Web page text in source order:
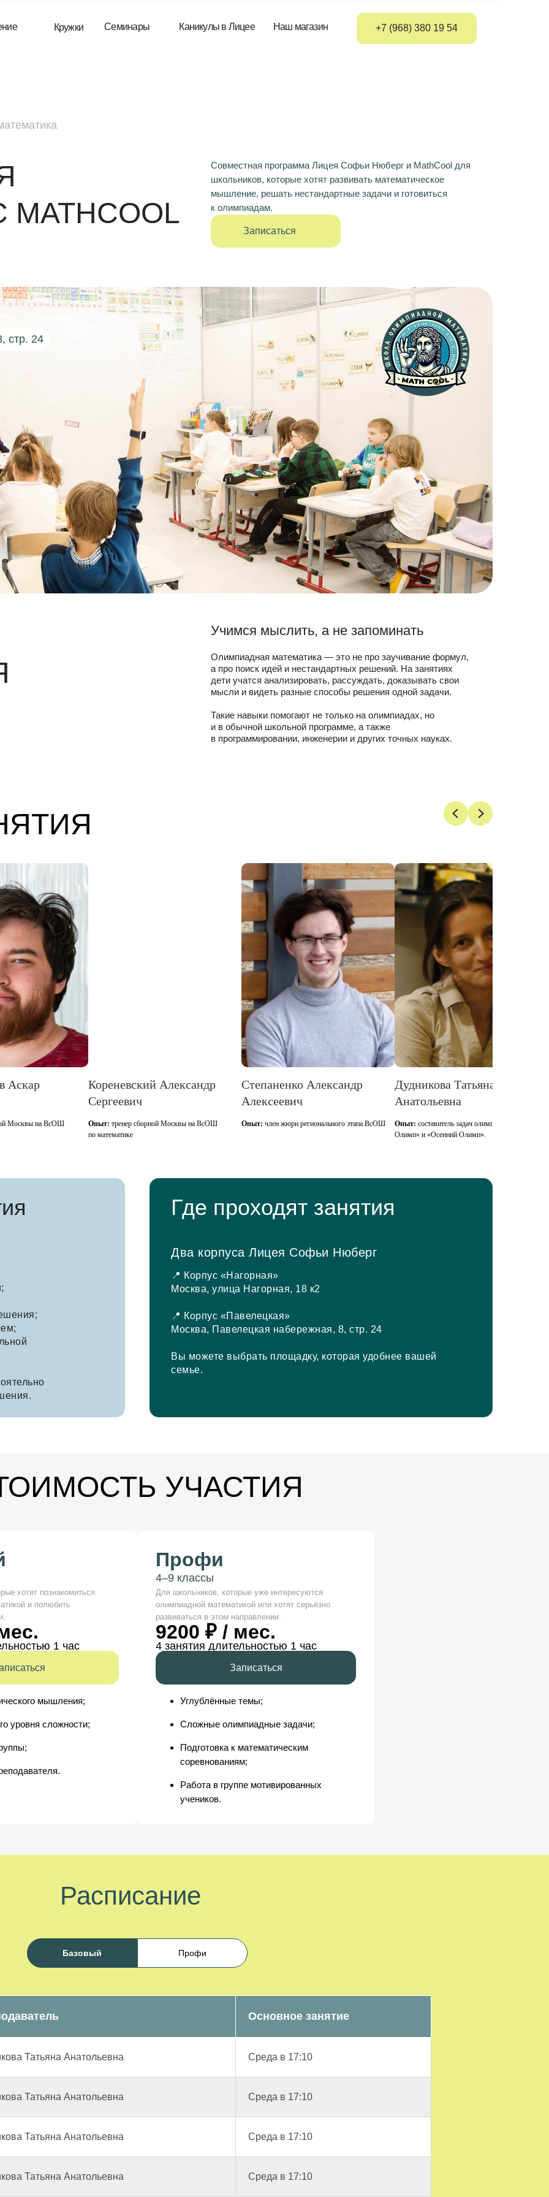
+7 (968) 380 19 54
Семинары Наш магазин
Каникулы в Лицее
стр. 24
Совместная программа Лицея Софьи Нюберг и MathCool для
школьников, которые хотят развивать математическое
мышление, решать нестандартные задачи и готовиться
к олимпиадам.
Записаться
Учимся мыслить, а не запоминать
Олимпиадная математика — это не про заучивание формул,
а про поиск идей и нестандартных решений. На занятиях
дети учатся анализировать, рассуждать, доказывать свои
мысли и видеть разные способы решения одной задачи.
Такие навыки помогают не только на олимпиадах, но
и в обычной школьной программе, а также
в программировании, инженерии и других точных науках.
Кореневский Александр
Опыт: тренер сборной Москвы на ВсОШ
Степаненко Александр
Опыт: член жюри регионального этапа ВсОШ
Дудникова Татьяна
Опыт:составитель задач олимпиад «Весенний
Олимп» и «Осенний Олимп».
Карпенко
Неоднократный призёр
учителей
Где проходят занятия
Два корпуса Лицея Софьи Нюберг
📍 Корпус «Нагорная»
Москва, улица Нагорная, 18 к2
📍 Корпус «Павелецкая»
Москва, Павелецкая набережная, 8, стр. 24
Вы можете выбрать площадку, которая удобнее вашей
семье.
УЧАСТИЯ
хотят познакомиться
и полюбить
1 час
мышления;
уровня сложности;
Профи
4–9 классы
Для школьников, которые уже интересуются
олимпиадной математикой или хотят серьёзно
развиваться в этом направлении.
9200 ₽ / мес.
4 занятия длительностью 1 час
Записаться
Углублённые темы;
Сложные олимпиадные задачи;
Подготовка к математическим
соревнованиям;
Работа в группе мотивированных
учеников.
Расписание
Базовый Профи
Основное занятие
Татьяна Анатольевна Среда в 17:10
Татьяна Анатольевна Среда в 17:10
Татьяна Анатольевна Среда в 17:10
Татьяна Анатольевна Среда в 17:10